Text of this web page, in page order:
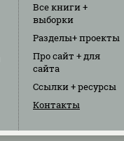
Все книги+
выборки
Разделы+ проекты
Про сайт + для
сайта
Ссылки+ ресурсы
Контакты